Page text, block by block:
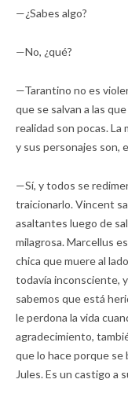
—¿Sabes algo?
—No, ¿qué?
—Tarantino no es
que se salvan a las
realidad son pocas. La
y sus personajes son,
—Sí, y todos se
traicionarlo. Vincent
asaltantes luego de
milagrosa. Marcellus
chica que muere al
todavía inconsciente,
sabemos que está
le perdona la vida
agradecimiento,
que lo hace porque
Jules. Es un castigo a